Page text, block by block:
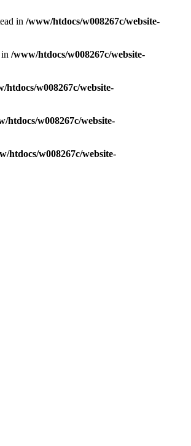
in /www/htdocs/w008267c/website-
/www/htdocs/w008267c/website-
htdocs/w008267c/website-
htdocs/w008267c/website-
htdocs/w008267c/website-